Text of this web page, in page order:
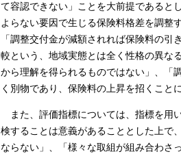
て容認できない」ことを大前提であると
よらない要因で生じる保険料格差を調整
「調整交付金が減額されれば保険料の
較という、地域実態とは全く性格の異な
から理解を得られるものではない」、「
く別物であり、保険料の上昇を招くこと
また、評価指標については、指標を用
検することは意義があることとした上で
ならない」、「様々な取組が組み合わさ